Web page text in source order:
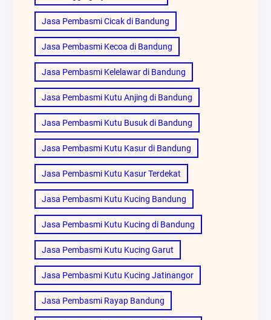
Jasa Pembasmi Cicak di Bandung
Jasa Pembasmi Kecoa di Bandung
Jasa Pembasmi Kelelawar di Bandung
Jasa Pembasmi Kutu Anjing di Bandung
Jasa Pembasmi Kutu Busuk di Bandung
Jasa Pembasmi Kutu Kasur di Bandung
Jasa Pembasmi Kutu Kasur Terdekat
Jasa Pembasmi Kutu Kucing Bandung
Jasa Pembasmi Kutu Kucing di Bandung
Jasa Pembasmi Kutu Kucing Garut
Jasa Pembasmi Kutu Kucing Jatinangor
Jasa Pembasmi Rayap Bandung